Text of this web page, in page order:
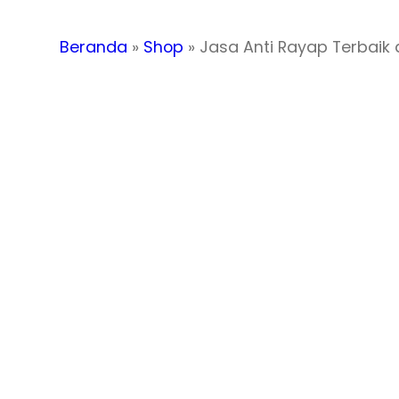
Beranda » Shop » Jasa Anti Rayap